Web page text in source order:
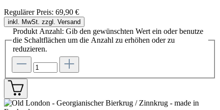
Regulärer Preis: 69,90 €
inkl. MwSt. zzgl. Versand
Produkt Anzahl: Gib den gewünschten Wert ein oder benutze
die Schaltflächen um die Anzahl zu erhöhen oder zu
reduzieren.